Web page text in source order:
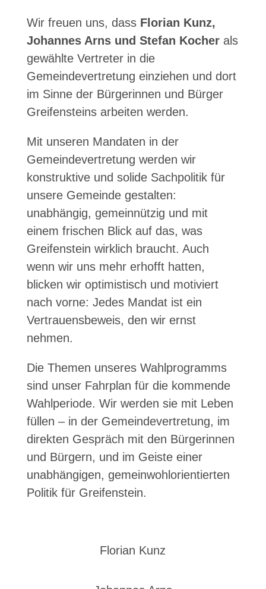
Wir freuen uns, dass Florian Kunz,
Johannes Arns und Stefan Kocherals
gewählte Vertreter in die
Gemeindevertretung einziehen und dort
im Sinne der Bürgerinnen und Bürger
Greifensteins arbeiten werden.
Mit unseren Mandaten in der
Gemeindevertretung werden wir
konstruktive und solide Sachpolitik für
unsere Gemeinde gestalten:
unabhängig, gemeinnützig und mit
einem frischen Blick auf das, was
Greifenstein wirklich braucht. Auch
wenn wir uns mehr erhofft hatten,
blicken wir optimistisch und motiviert
nach vorne: Jedes Mandat ist ein
Vertrauensbeweis, den wir ernst
nehmen.
Die Themen unseres Wahlprogramms
sind unser Fahrplan für die kommende
Wahlperiode. Wir werden sie mit Leben
füllen – in der Gemeindevertretung, im
direkten Gespräch mit den Bürgerinnen
und Bürgern, und im Geiste einer
unabhängigen, gemeinwohlorientierten
Politik für Greifenstein.
Florian Kunz